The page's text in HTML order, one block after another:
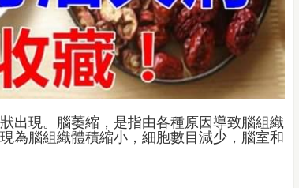
出現。腦萎縮，是指由各種原因導致腦組織
為腦組織體積縮小，細胞數目減少，腦室和